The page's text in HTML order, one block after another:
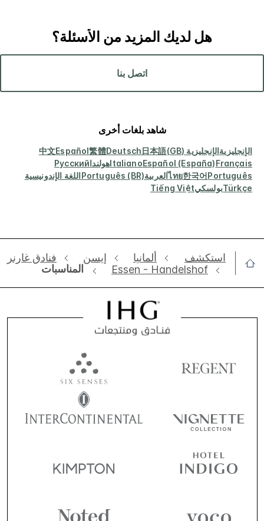
هل لديك المزيد من الأسئلة؟
اتصل بنا
شاهد بلغات أخرى
الإنجليزيةالإنجليزية (GB) 日本語
Deutsch
繁體
Español
中文
Français
Español (España)
ItalianoهولنداРусский
Português
한국어
ไทยالعربيةPortuguês (BR)اللغة الإندونيسية
TürkçeبولسكيTiếng Việt
استكشف ألمانيا ‫‫إيسن‬‬
فنادق غارنر
Essen - Handelshof
المناسبات